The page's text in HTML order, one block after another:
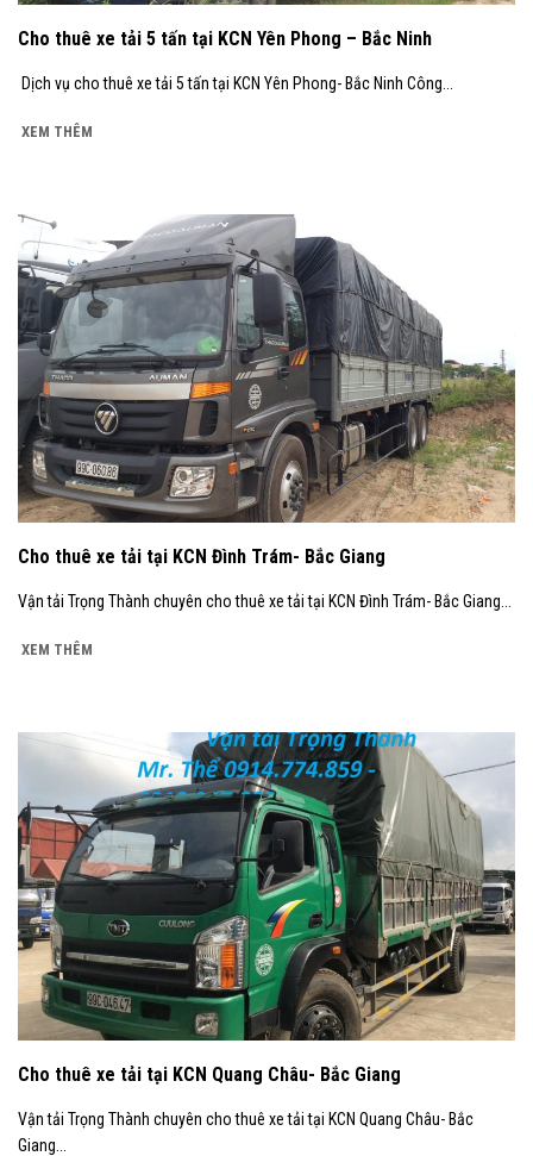
Cho thuê xe tải 5 tấn tại KCN Yên Phong – Bắc Ninh
Dịch vụ cho thuê xe tải 5 tấn tại KCN Yên Phong- Bắc Ninh Công...
XEM THÊM
Cho thuê xe tải tại KCN Đình Trám- Bắc Giang
Vận tải Trọng Thành chuyên cho thuê xe tải tại KCN Đình Trám- Bắc Giang...
XEM THÊM
Cho thuê xe tải tại KCN Quang Châu- Bắc Giang
Vận tải Trọng Thành chuyên cho thuê xe tải tại KCN Quang Châu- Bắc
Giang...